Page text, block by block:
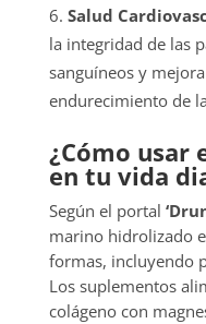
Salud
la integridad de las
sanguíneos y
endurecimiento de
¿Cómo usar
en tu vida
Según el portal
marino hidrolizado
formas, incluyendo
Los suplementos
colágeno con